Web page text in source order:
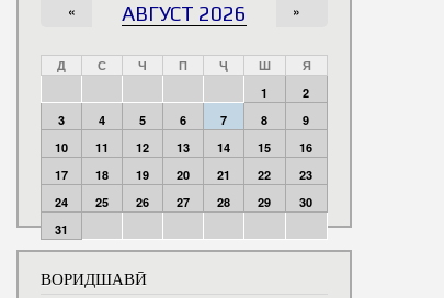
АВГУСТ 2026
« »
Д С Ч П Ҷ Ш
Я
1
2
3
4 5 6 7 8
9
10
11 12 13 14 15
16
17
18 19 20 21 22
23
24
25 26 27 28 29
30
31
ВОРИДШАВӢ